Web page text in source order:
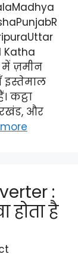
Katha
में ज़मीन
इस्तेमाल
कट्ठा
और
:
होता है